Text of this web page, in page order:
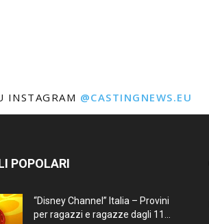
INSTAGRAM @CASTINGNEWS.EU
POPOLARI
“Disney Channel” Italia – Provini
per ragazzi e ragazze dagli 11...